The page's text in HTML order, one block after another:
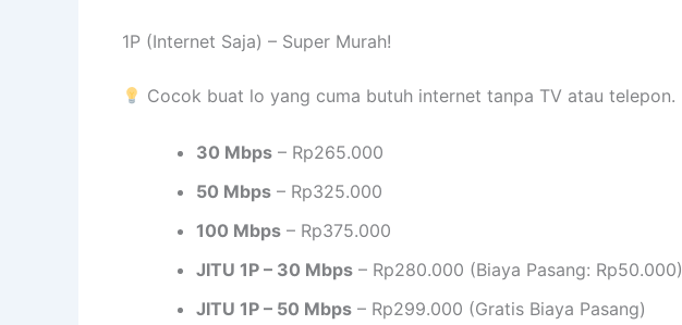
1P (Internet Saja) – Super Murah!
Cocok buat lo yang cuma butuh internet tanpa TV atau telepon.
30 Mbps – Rp265.000
50 Mbps – Rp325.000
100 Mbps – Rp375.000
JITU 1P – 30 Mbps – Rp280.000 (Biaya Pasang: Rp50.000)
JITU 1P – 50 Mbps – Rp299.000 (Gratis Biaya Pasang)